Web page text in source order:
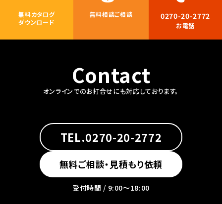
無料カタログ
ダウンロード
無料相談ご相談 0270-20-2772
お電話
Contact
オンラインでのお打合せにも対応しております。
TEL.0270-20-2772
無料ご相談・見積もり依頼
受付時間 / 9:00〜18:00